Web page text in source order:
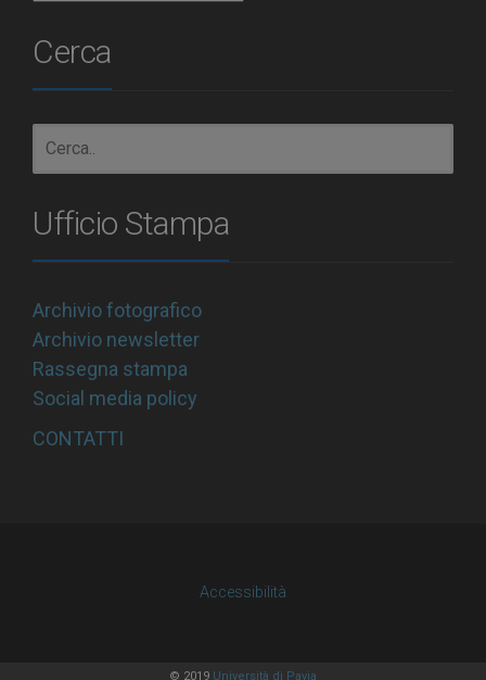
Cerca
Ufficio Stampa
Archivio fotografico
Archivio newsletter
Rassegna stampa
Social media policy
CONTATTI
Accessibilità
© 2019 Università di Pavia